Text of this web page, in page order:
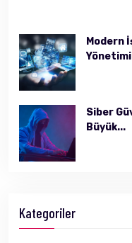
Modern
Siber
Büyük...
Kategoriler